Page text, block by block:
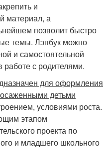
и
материал, а
позволит быстро
темы. Лэпбук можно
и самостоятельной
работе с родителями.
для оформления
детьми
условиями роста.
этапом
проекта по
и младшего школьного